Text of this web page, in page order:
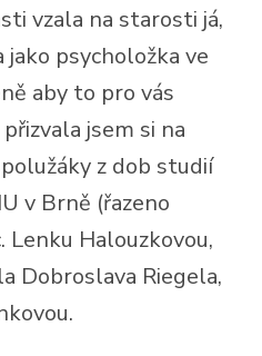
vzala na starosti já,
jako psycholožka ve
aby to pro vás
jsem si na
z dob studií
v Brně (řazeno
Lenku Halouzkovou,
Dobroslava Riegela,